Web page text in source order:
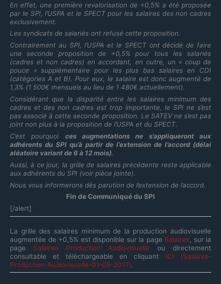
En effet, une première revalorisation de +0,5% a été proposée
par le SPI, l’USPA et le SPECT pour les salaires des non cadres
exclusivement.
Les syndicats de salariés ont refusé cette proposition.
Contrairement au SPI, l’USPA et le SPECT ont décidé de faire
une seconde proposition de +0,5% pour tous les salariés
(cadres et non cadres) en accordant, en outre, un « coup de
pouce » supplémentaire pour les plus bas salaires en CDI
(catégories A et B). Pour eux, le salaire est donc augmenté de
1,3% (1 500€ mensuels au lieu de 1 480€ actuellement).
Considérant que la disparité entre les salaires minimum des
cadres et des non cadres est trop importante, le SPI ne s’est
pas associé à cette seconde proposition. Le SATEV ne s’est pas
joint non plus à la proposition de l’USPA et du SPECT.
C’est pourquoi ces augmentations ne s’appliqueront aux
adhérents du SPI qu’à partir de l’extension de l’accord (délai
aléatoire variant de 6 à 12 mois).
Aussi, à ce jour, la grille de salaires précédente reste applicable
aux adhérents du SPI (voir pièce jointe).
Nous vous informerons dès parution de l’extension de l’accord.
Fin de Communiqué du SPI
[/alert]
La grille des salaires minimum de la production audiovisuelle
augmentée de +0,5% est disponible sur la page Salaires, sur la
page Salaires Production Audiovisuelle ou directement
consultable et téléchargeable en cliquant ICI (Salaires-
Production-Audiovisuelle-01-08-2017).